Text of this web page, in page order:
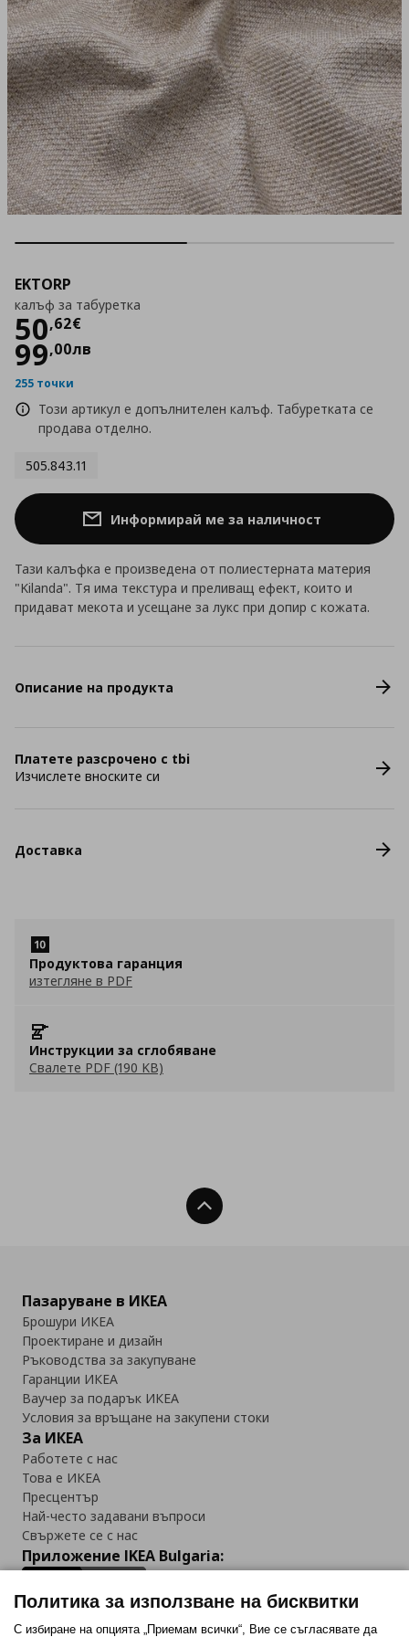
EKTORP
калъф за табуретка
50,62€
Цена
99,00лв
255 точки
Този артикул е допълнителен калъф. Табуретката се
продава отделно.
505.843.11
Информирай ме за наличност
Тази калъфка е произведена от полиестерната материя
"Kilanda". Тя има текстура и преливащ ефект, които и
придават мекота и усещане за лукс при допир с кожата.
Описание на продукта
Платете разсрочено с tbi
Изчислете вноските си
Доставка
Продуктова гаранция
изтегляне в PDF
Инструкции за сглобяване
Свалете PDF (190 KB)
Нагоре
Пазаруване в ИКЕА
Брошури ИКЕА
Проектиране и дизайн
Ръководства за закупуване
Гаранции ИКЕА
Ваучер за подарък ИКЕА
Условия за връщане на закупени стоки
За ИКЕА
Работете с нас
Това е ИКЕА
Пресцентър
Най-често задавани въпроси
Свържете се с нас
Приложение IKEA Bulgaria:
Политика за използване на бисквитки
С избиране на опцията „Приемам всички“, Вие се съгласявате да